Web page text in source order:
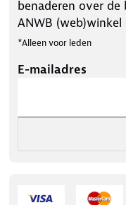
benaderen over
ANWB
*Alleen voor leden
E-mailadres